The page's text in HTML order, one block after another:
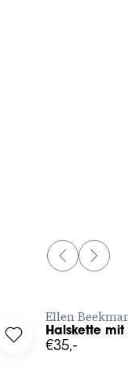
PREVIOUS
NEXT
mit gedruckter
Log in to add
Ellen
Halskette mit
€35,-